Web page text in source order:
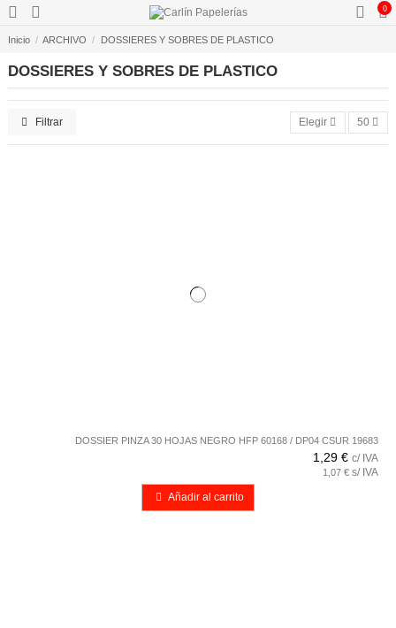
0
Inicio ARCHIVO DOSSIERES Y SOBRES DE PLASTICO
DOSSIERES Y SOBRES DE PLASTICO
Filtrar Elegir 50
DOSSIER PINZA 30 HOJAS NEGRO HFP 60168 / DP04 CSUR 19683
1,29 € c/ IVA
1,07 € s/ IVA
Añadir al carrito